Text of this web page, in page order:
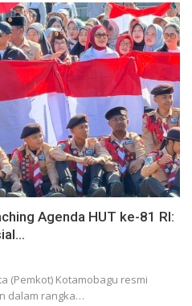
Agenda HUT ke-81 RI:
(Pemkot) Kotamobagu resmi
dalam rangka…